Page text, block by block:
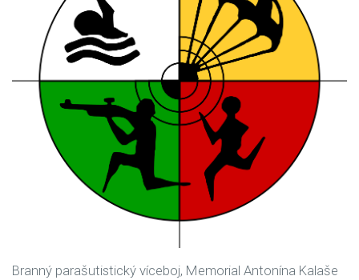
Branný parašutistický víceboj, Memorial Antonína Kalaše